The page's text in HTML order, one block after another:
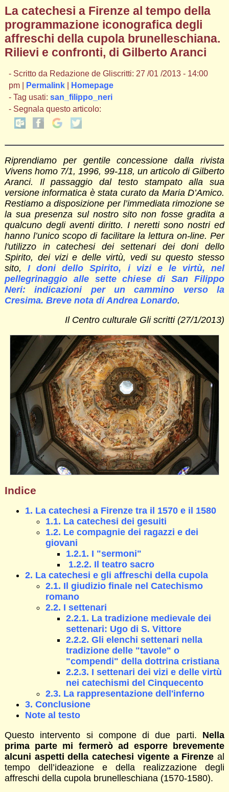
La catechesi a Firenze al tempo della
programmazione iconografica degli
affreschi della cupola brunelleschiana.
Rilievi e confronti, di Gilberto Aranci
- Scritto da Redazione de Gliscritti: 27 /01 /2013 - 14:00
pm |
Permalink|
Homepage
- Tag usati: san_filippo_neri
- Segnala questo articolo:
Riprendiamo per gentile concessione dalla rivista
Vivens homo 7/1, 1996, 99-118, un articolo di Gilberto
Aranci. Il passaggio dal testo stampato alla sua
versione informatica è stata curato da Maria D’Amico.
Restiamo a disposizione per l’immediata rimozione se
la sua presenza sul nostro sito non fosse gradita a
qualcuno degli aventi diritto. I neretti sono nostri ed
hanno l’unico scopo di facilitare la lettura on-line. Per
l'utilizzo in catechesi dei settenari dei doni dello
Spirito, dei vizi e delle virtù, vedi su questo stesso
sito,I doni dello Spirito, i vizi e le virtù, nel
pellegrinaggio alle sette chiese di San Filippo
Neri: indicazioni per un cammino verso la
Cresima. Breve nota di Andrea Lonardo.
Il Centro culturale Gli scritti (27/1/2013)
Indice
1. La catechesi a Firenze tra il 1570 e il 1580
1.1. La catechesi dei gesuiti
1.2. Le compagnie dei ragazzi e dei
giovani
1.2.1. I "sermoni"
1.2.2. Il teatro sacro
2. La catechesi e gli affreschi della cupola
2.1. Il giudizio finale nel Catechismo
romano
2.2. I settenari
2.2.1. La tradizione medievale dei
settenari: Ugo di S. Vittore
2.2.2. Gli elenchi settenari nella
tradizione delle "tavole" o
"compendi" della dottrina cristiana
2.2.3. I settenari dei vizi e delle virtù
nei catechismi del Cinquecento
2.3. La rappresentazione dell'inferno
3. Conclusione
Note al testo
Questo intervento si compone di due parti. Nella
prima parte mi fermerò ad esporre brevemente
alcuni aspetti della catechesi vigente a Firenze al
tempo dell’ideazione e della realizzazione degli
affreschi della cupola brunelleschiana (1570-1580).